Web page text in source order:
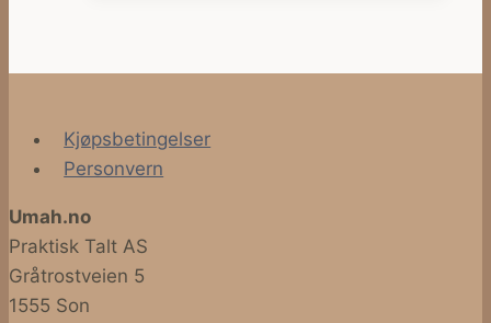
Kjøpsbetingelser
Personvern
Umah.no
Praktisk Talt AS
Gråtrostveien 5
1555 Son